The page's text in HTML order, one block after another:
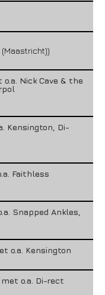
Nick Cave & the
Kensington, Di-
Faithless
Snapped Ankles,
o.a. Kensington
o.a. Di-rect